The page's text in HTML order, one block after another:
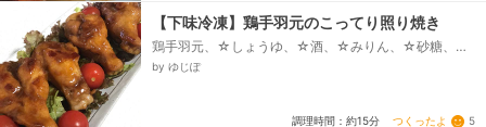
【下味冷凍】鶏手羽元のこってり照り焼き
鶏手羽元、☆しょうゆ、☆酒、☆みりん、☆砂糖、サ
ラダ油
by ゆじぽ
調理時間：約15分 つくったよ 5